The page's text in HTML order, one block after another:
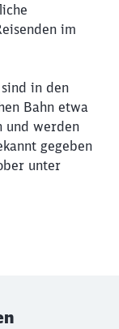
im
in den
Bahn etwa
und werden
gegeben
unter